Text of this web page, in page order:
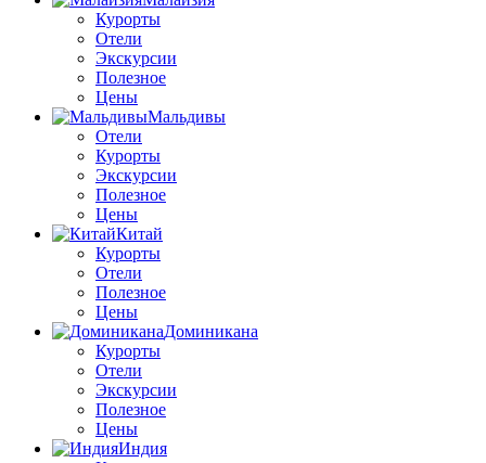
Курорты
Отели
Экскурсии
Полезное
Цены
Мальдивы
Отели
Курорты
Экскурсии
Полезное
Цены
Китай
Курорты
Отели
Полезное
Цены
Доминикана
Курорты
Отели
Экскурсии
Полезное
Цены
Индия